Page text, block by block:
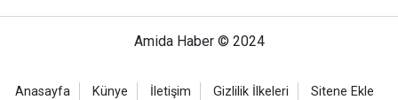
Amida Haber © 2024
Anasayfa Künye İletişim Gizlilik İlkeleri Sitene Ekle